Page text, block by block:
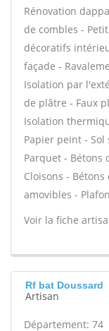
Rénovation
de combles -
décoratifs
façade -
Isolation par
de plâtre - Faux
Isolation
Papier peint - Sol
Parquet - Bétons
Cloisons -
amovibles -
Voir la fiche
Rf bat Doussard
Artisan
Département: 74